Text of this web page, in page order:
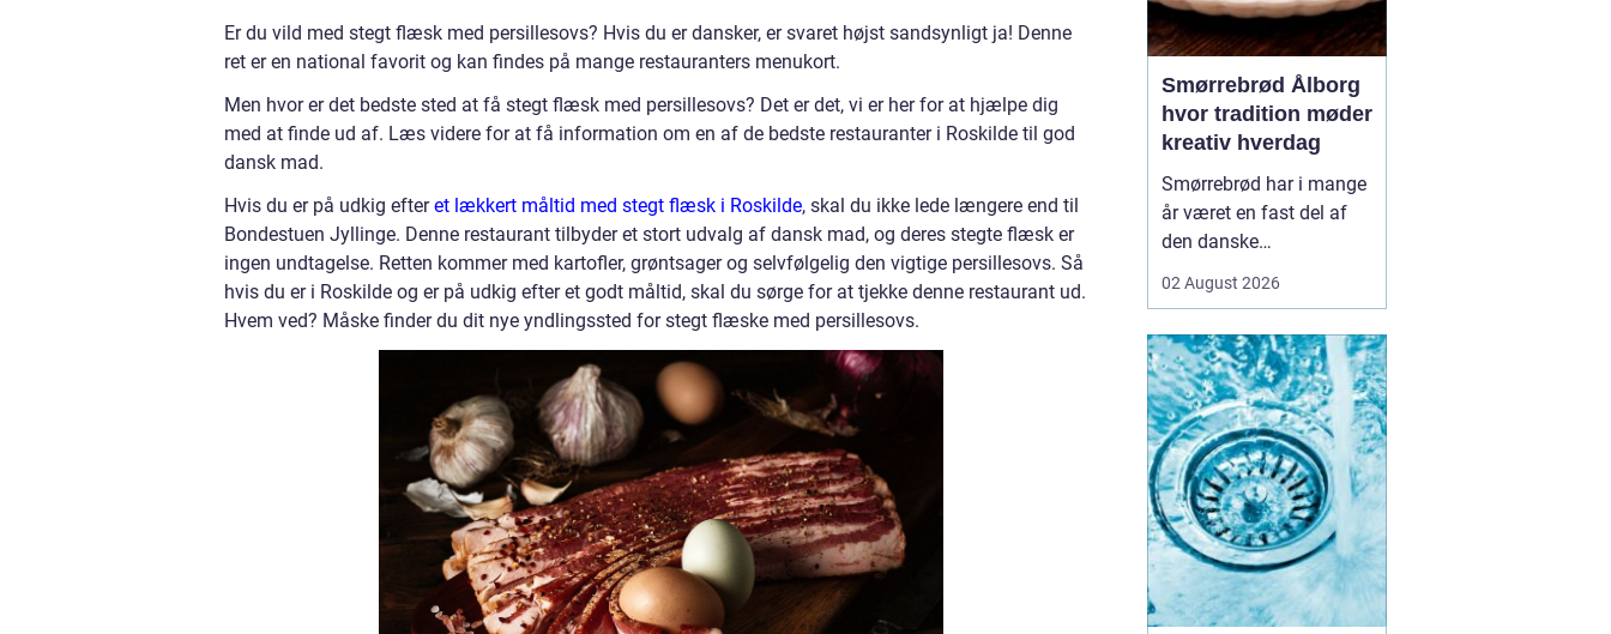
Er du vild med stegt flæsk med persillesovs? Hvis du er dansker, er svaret højst sandsynligt ja! Denne
ret er en national favorit og kan findes på mange restauranters menukort.
Men hvor er det bedste sted at få stegt flæsk med persillesovs? Det er det, vi er her for at hjælpe dig
med at finde ud af. Læs videre for at få information om en af de bedste restauranter i Roskilde til god
dansk mad.
Hvis du er på udkig efteret lækkert måltid med stegt flæsk i Roskilde, skal du ikke lede længere end til
Bondestuen Jyllinge. Denne restaurant tilbyder et stort udvalg af dansk mad, og deres stegte flæsk er
ingen undtagelse. Retten kommer med kartofler, grøntsager og selvfølgelig den vigtige persillesovs. Så
hvis du er i Roskilde og er på udkig efter et godt måltid, skal du sørge for at tjekke denne restaurant ud.
Hvem ved? Måske finder du dit nye yndlingssted for stegt flæske med persillesovs.
Smørrebrød Ålborg
hvor tradition møder
kreativ hverdag
Smørrebrød har i mange
år været en fast del af
den danske
Aalborg har klassikeren
en blanding af klassiske
stykker, lokale råvarer og
moderne anretninger, der
taler til både den travle
hverdag og de sæ...
02 August 2026